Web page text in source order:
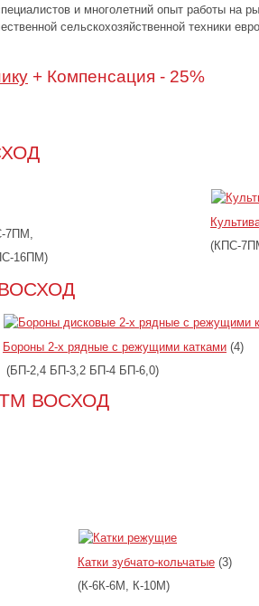
и многолетний опыт работы на
сельскохозяйственной техники
+ Компенсация - 25%
7ПМ,
16ПМ)
(КПС-
Бороны 2-х рядные с режущими катками (4)
(БП-2,4 БП-3,2 БП-4 БП-6,0)
ТМ ВОСХОД
Катки зубчато-кольчатые (3)
(К-6К-6М, К-10М)